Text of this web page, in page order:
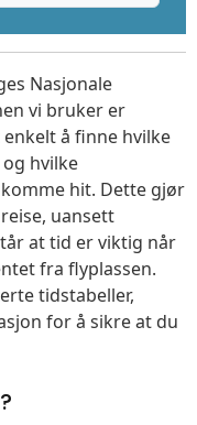
Nasjonale
vi bruker er
å finne hvilke
hvilke
hit. Dette gjør
uansett
at tid er viktig når
fra flyplassen.
tidstabeller,
for å sikre at du